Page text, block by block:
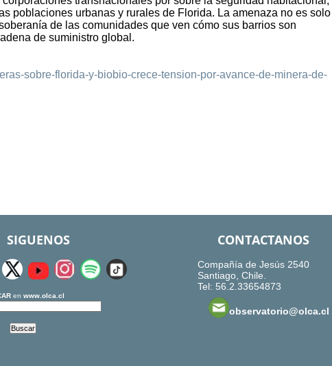
poblaciones urbanas y rurales de Florida. La amenaza no es solo
de las comunidades que ven cómo sus barrios son
de suministro global.
sobre-florida-y-biobio-crece-tension-por-avance-de-minera-de-
SIGUENOS
en www.olca.cl
CONTACTANOS
Compañía de Jesús 2540
Santiago, Chile.
Tel: 56.2.33654873
observatorio@olca.cl